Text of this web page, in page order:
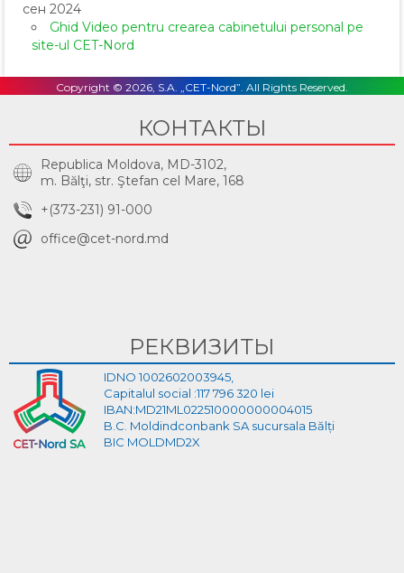
сен 2024
Ghid Video pentru crearea cabinetului personal pe
site-ul CET-Nord
Copyright © 2026, S.A. „CET-Nord”. All Rights Reserved.
КОНТАКТЫ
Republica Moldova, MD-3102,
m. Bălţi, str. Ştefan cel Mare, 168
+(373-231) 91-000
office@cet-nord.md
РЕКВИЗИТЫ
IDNO 1002602003945,
Capitalul social :117 796 320 lei
IBAN:MD21ML022510000000004015
B.C. Moldindconbank SA sucursala Bălți
BIC MOLDMD2X